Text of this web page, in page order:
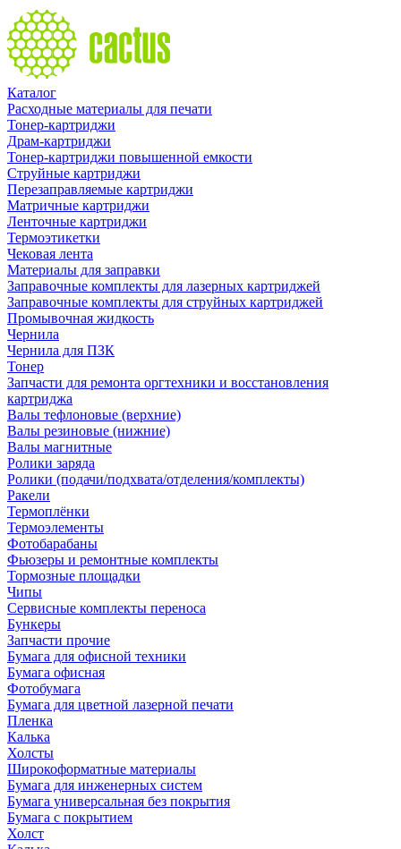
Каталог
Расходные материалы для печати
Тонер-картриджи
Драм-картриджи
Тонер-картриджи повышенной емкости
Струйные картриджи
Перезаправляемые картриджи
Матричные картриджи
Ленточные картриджи
Термоэтикетки
Чековая лента
Материалы для заправки
Заправочные комплекты для лазерных картриджей
Заправочные комплекты для струйных картриджей
Промывочная жидкость
Чернила
Чернила для ПЗК
Тонер
Запчасти для ремонта оргтехники и восстановления
картриджа
Валы тефлоновые (верхние)
Валы резиновые (нижние)
Валы магнитные
Ролики заряда
Ролики (подачи/подхвата/отделения/комплекты)
Ракели
Термоплёнки
Термоэлементы
Фотобарабаны
Фьюзеры и ремонтные комплекты
Тормозные площадки
Чипы
Сервисные комплекты переноса
Бункеры
Запчасти прочие
Бумага для офисной техники
Бумага офисная
Фотобумага
Бумага для цветной лазерной печати
Пленка
Калька
Холсты
Широкоформатные материалы
Бумага для инженерных систем
Бумага универсальная без покрытия
Бумага с покрытием
Холст